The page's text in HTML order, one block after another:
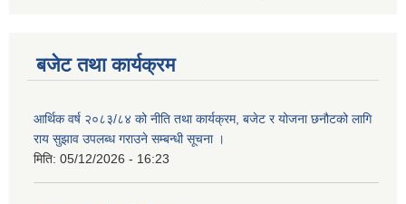
बजेट तथा कार्यक्रम
आर्थिक वर्ष २०८३/८४ को नीति तथा कार्यक्रम, बजेट र योजना छनौटको लागि
राय सुझाव उपलब्ध गराउने सम्बन्धी सूचना ।
मिति: 05/12/2026 - 16:23